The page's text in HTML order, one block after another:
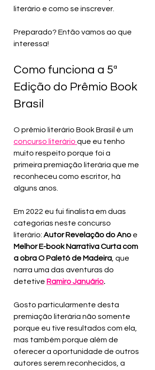
literário e como se inscrever.
Preparado? Então vamos ao que
interessa!
Como funciona a 5ª
Edição do Prêmio Book
Brasil
O prêmio literário Book Brasil é um
concurso literário que eu tenho
muito respeito porque foi a
primeira premiação literária que me
reconheceu como escritor, há
alguns anos.
Em 2022 eu fui finalista em duas
categorias neste concurso
literário: Autor Revelação do Ano e
Melhor E-book Narrativa Curta com
a obra O Paletó de Madeira , que
narra uma das aventuras do
detetive Ramiro Januário.
Gosto particularmente desta
premiação literária não somente
porque eu tive resultados com ela,
mas também porque além de
oferecer a oportunidade de outros
autores serem reconhecidos, a